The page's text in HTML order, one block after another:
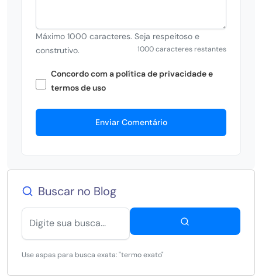
Máximo 1000 caracteres. Seja respeitoso e
construtivo.
1000 caracteres restantes
Concordo com a política de privacidade e
termos de uso
Enviar Comentário
Buscar no Blog
Use aspas para busca exata: "termo exato"